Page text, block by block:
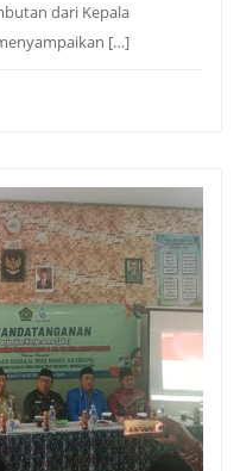
dari Kepala
[…]